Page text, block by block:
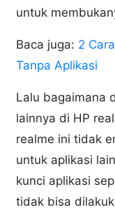
untuk
Baca juga: 2
Tanpa Aplikasi
Lalu bagaimana
lainnya di HP
realme ini tidak
untuk aplikasi
kunci aplikasi
tidak bisa